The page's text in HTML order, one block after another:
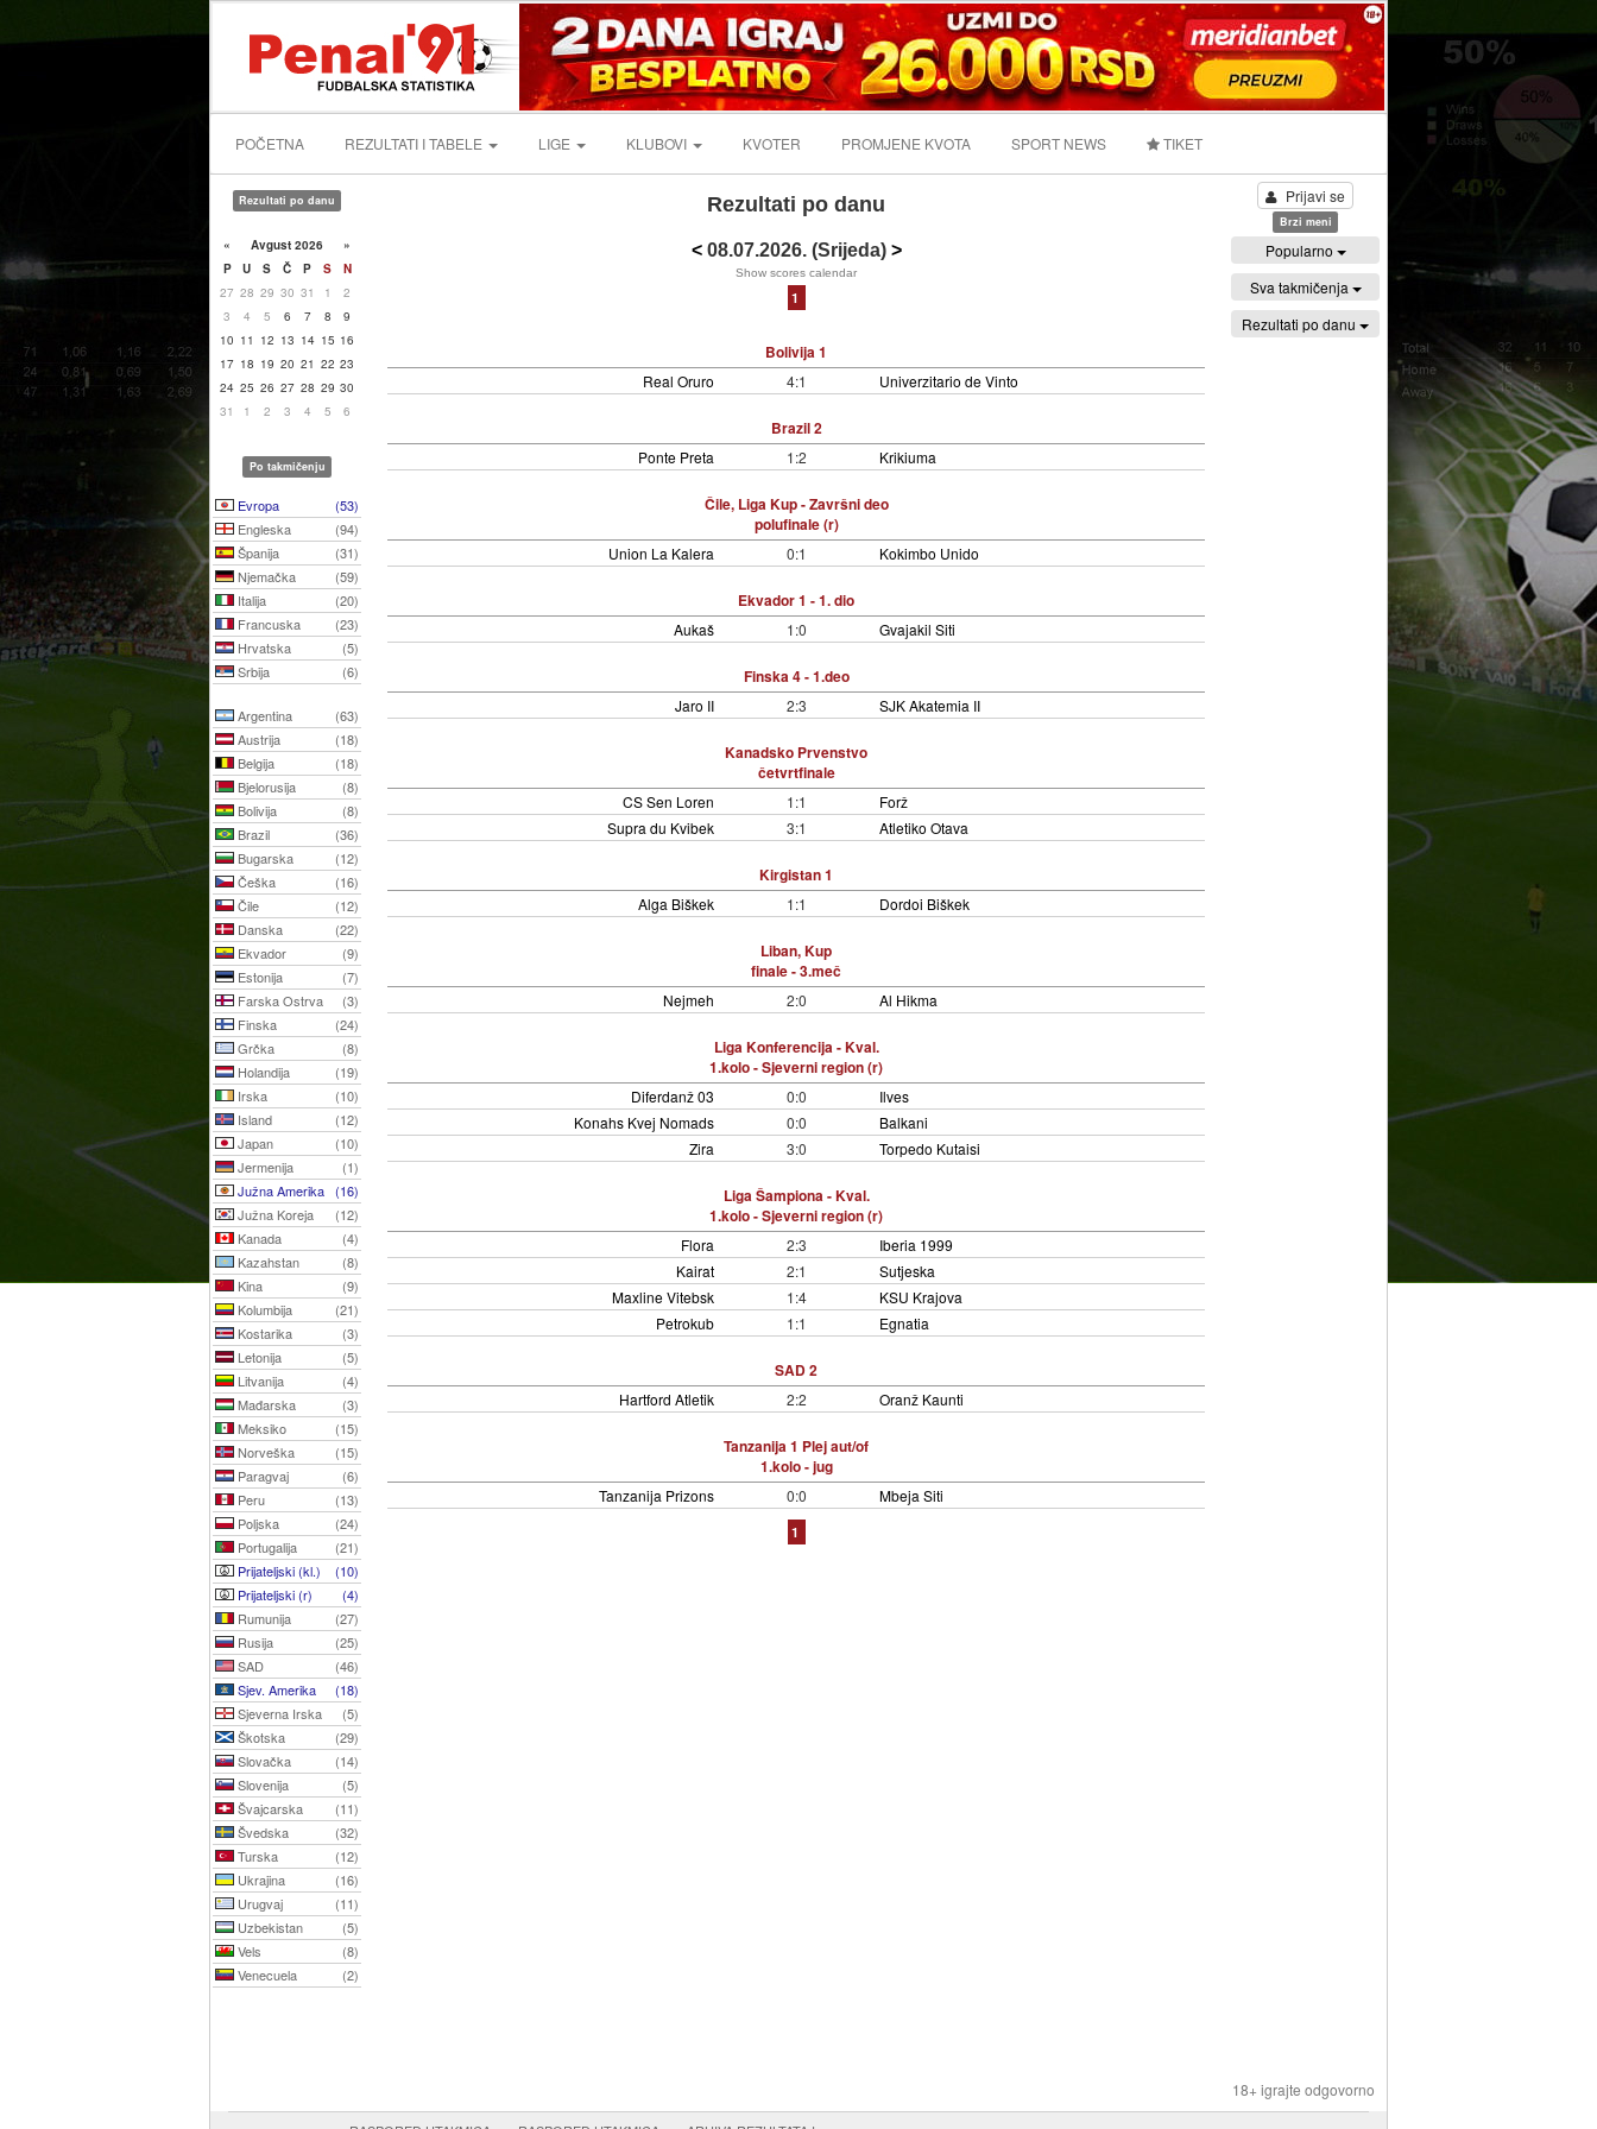
POČETNA REZULTATI I TABELE LIGE KLUBOVI KVOTER PROMJENE KVOTA SPORT NEWS TIKET
Rezultati po danu
« Avgust 2026
»
P
U S Č P S
N
27 28 29 30 31 1
2
3
4 5 6 7 8
9
10 11 12 13 14 15 16
17 18 19 20 21 22 23
24 25 26 27 28 29 30
31
1 2 3 4 5 6
Po takmičenju
Evropa
(53)
Engleska
(94)
Španija
(31)
Njemačka
(59)
Italija
(20)
Francuska
(23)
Hrvatska
(5)
Srbija
(6)
Argentina
(63)
Austrija
(18)
Belgija
(18)
Bjelorusija
(8)
Bolivija
(8)
Brazil
(36)
Bugarska
(12)
Češka
(16)
Čile
(12)
Danska
(22)
Ekvador
(9)
Estonija
(7)
Farska Ostrva
(3)
Finska
(24)
Grčka
(8)
Holandija
(19)
Irska
(10)
Island
(12)
Japan
(10)
Jermenija
(1)
Južna Amerika (16)
Južna Koreja
(12)
Kanada
(4)
Kazahstan
(8)
Kina
(9)
Kolumbija
(21)
Kostarika
(3)
Letonija
(5)
Litvanija
(4)
Mađarska
(3)
Meksiko
(15)
Norveška
(15)
Paragvaj
(6)
Peru
(13)
Poljska
(24)
Portugalija
(21)
Prijateljski (kl.)
(10)
Prijateljski (r)
(4)
Rumunija
(27)
Rusija
(25)
SAD
(46)
Sjev. Amerika
(18)
Sjeverna Irska
(5)
Škotska
(29)
Slovačka
(14)
Slovenija
(5)
Švajcarska
(11)
Švedska
(32)
Turska
(12)
Ukrajina
(16)
Urugvaj
(11)
Uzbekistan
(5)
Vels
(8)
Venecuela
(2)
Rezultati po danu
< 08.07.2026. (Srijeda)>
Show scores calendar
1
Bolivija 1
Real Oruro 4:1 Univerzitario de Vinto
Brazil 2
Ponte Preta 1:2 Krikiuma
Čile, Liga Kup - Završni deo
polufinale (r)
Union La Kalera 0:1 Kokimbo Unido
Ekvador 1 - 1. dio
Aukaš 1:0 Gvajakil Siti
Finska 4 - 1.deo
Jaro II 2:3 SJK Akatemia II
Kanadsko Prvenstvo
četvrtfinale
CS Sen Loren 1:1
Forž
Supra du Kvibek
3:1 Atletiko Otava
Kirgistan 1
Alga Biškek 1:1 Dordoi Biškek
Liban, Kup
finale - 3.meč
Nejmeh 2:0 Al Hikma
Liga Konferencija - Kval.
1.kolo - Sjeverni region (r)
Diferdanž 03 0:0
Ilves
Konahs Kvej Nomads
0:0
Balkani
Zira
3:0 Torpedo Kutaisi
Liga Šampiona - Kval.
1.kolo - Sjeverni region (r)
Flora 2:3
Iberia 1999
Kairat
2:1
Sutjeska
Maxline Vitebsk
1:4
KSU Krajova
Petrokub
1:1 Egnatia
SAD 2
Hartford Atletik 2:2 Oranž Kaunti
Tanzanija 1 Plej aut/of
1.kolo - jug
Tanzanija Prizons 0:0 Mbeja Siti
1
Prijavi se
Brzi meni
Popularno
Sva takmičenja
Rezultati po danu
18+ igrajte odgovorno